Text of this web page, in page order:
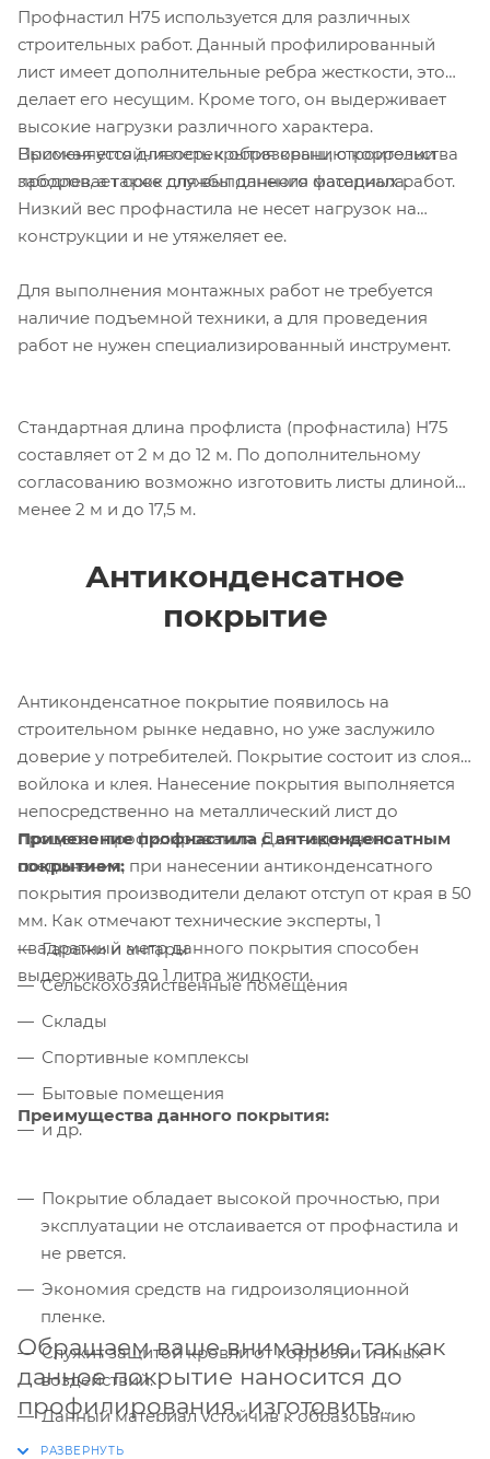
Профнастил Н75 используется для различных
строительных работ. Данный профилированный
лист имеет дополнительные ребра жесткости, это
делает его несущим. Кроме того, он выдерживает
высокие нагрузки различного характера.
Применяется для перекрытия крыш, строительства
заборов, а также для выполнения фасадных работ.
Высокая устойчивость к образованию коррозии
продлевает срок службы данного материала.
Низкий вес профнастила не несет нагрузок на
конструкции и не утяжеляет ее.
Для выполнения монтажных работ не требуется
наличие подъемной техники, а для проведения
работ не нужен специализированный инструмент.
Стандартная длина профлиста (профнастила) Н75
составляет от 2 м до 12 м. По дополнительному
согласованию возможно изготовить листы длиной
менее 2 м и до 17,5 м.
Антиконденсатное
покрытие
Антиконденсатное покрытие появилось на
строительном рынке недавно, но уже заслужило
доверие у потребителей. Покрытие состоит из слоя
войлока и клея. Нанесение покрытия выполняется
непосредственно на металлический лист до
процесса профилирования. Для надежного
соединения, при нанесении антиконденсатного
покрытия производители делают отступ от края в 50
мм. Как отмечают технические эксперты, 1
квадратный метр данного покрытия способен
выдерживать до 1 литра жидкости.
Применение профнастила с антиконденсатным
покрытием:
Гаражи и ангары
Сельскохозяйственные помещения
Склады
Спортивные комплексы
Бытовые помещения
и др.
Преимущества данного покрытия:
Покрытие обладает высокой прочностью, при
эксплуатации не отслаивается от профнастила и
не рвется.
Экономия средств на гидроизоляционной
пленке.
Служит защитой кровли от коррозии и иных
воздействий.
Данный материал устойчив к образованию
грибка и бактерий на поверхности.
Обращаем ваше внимание, так как
данное покрытие наносится до
профилирования, изготовить